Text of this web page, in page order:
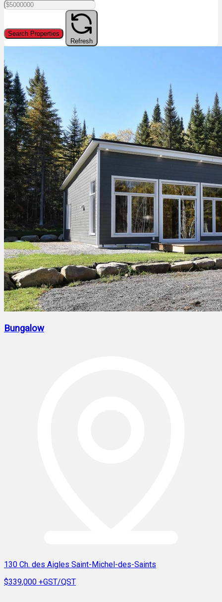
Search Properties
Refresh
Bungalow
130 Ch. des Aigles Saint-Michel-des-Saints
$339,000 +GST/QST